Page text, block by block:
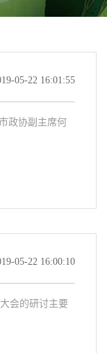
05-22 16:01:55
政协副主席何
05-22 16:00:10
会的研讨主要